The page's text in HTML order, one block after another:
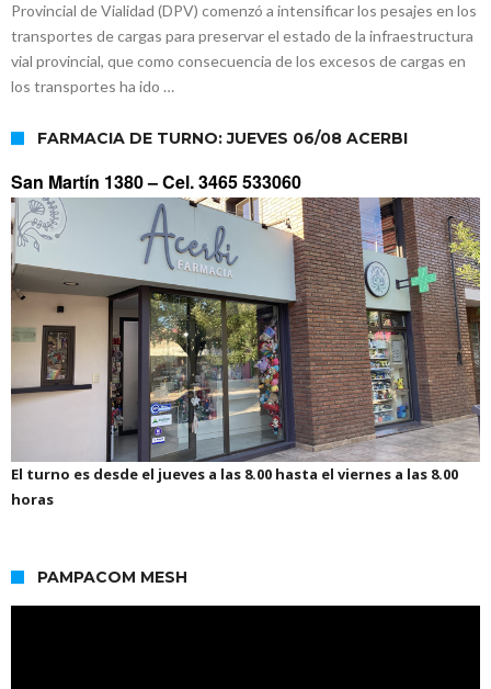
Provincial de Vialidad (DPV) comenzó a intensificar los pesajes en los
transportes de cargas para preservar el estado de la infraestructura
vial provincial, que como consecuencia de los excesos de cargas en
los transportes ha ido …
FARMACIA DE TURNO: JUEVES 06/08 ACERBI
San Martín 1380 –Cel. 3465 533060
El turno es desde el jueves a las 8.00 hasta el viernes a las 8.00
horas
PAMPACOM MESH